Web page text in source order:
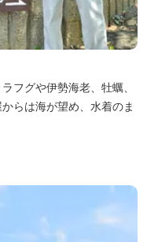
フグや伊勢海老、牡蠣、
らは海が望め、水着のま